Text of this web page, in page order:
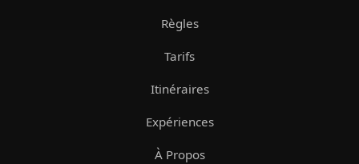
Règles
Tarifs
Itinéraires
Expériences
À Propos